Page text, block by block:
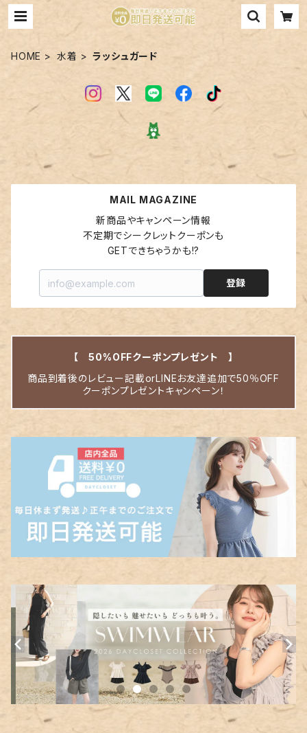
HOME 水着 ラッシュガード
MAIL MAGAZINE
新商品やキャンペーン情報
不定期でシークレットクーポンも
GETできちゃうかも!?
登録
【 50%OFFクーポンプレゼント 】
商品到着後のレビュー記載orLINEお友達追加で50％OFF
クーポンプレゼントキャンペーン！